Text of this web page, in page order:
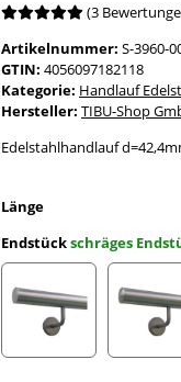
(3
Artikelnummer: S-3960-
GTIN: 4056097182118
Kategorie: Handlauf
Hersteller: TIBU-Shop
Edelstahlhandlauf
Länge
Endstückschräges